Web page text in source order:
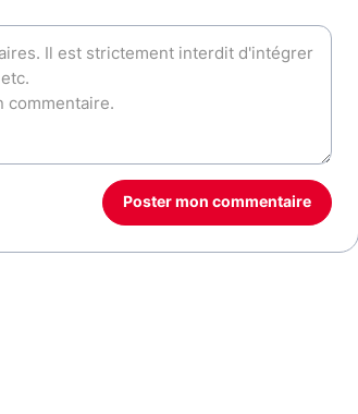
Poster mon commentaire